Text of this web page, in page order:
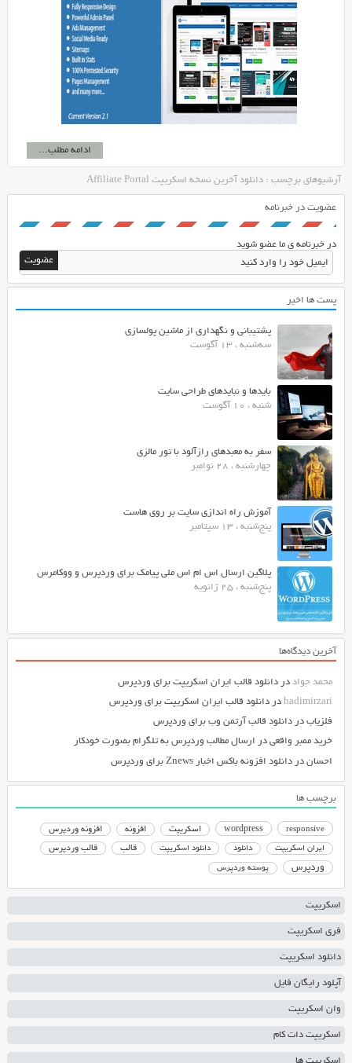
ادامه مطلب...
آرشیوهای برچسب : دانلود آخرین نسخه اسکریپت Affiliate Portal
عضویت در خبرنامه
در خبرنامه ی ما عضو شوید
پست ها اخیر
پشتیبانی و نگهداری از ماشین پولسازی
سه‌شنبه ، 13 آگوست
بایدها و نبایدهای طراحی سایت
شنبه ، 10 آگوست
سفر به معبدهای رازآلود با تور مالزی
چهارشنبه ، 28 نوامبر
آموزش راه اندازی سایت بر روی هاست
پنج‌شنبه ، 13 سپتامبر
پلاگین ارسال اس ام اس ملی پیامک برای وردپرس و ووکامرس
پنج‌شنبه ، 25 ژانویه
آخرین دیدگاه‌ها
محمد جواددر دانلود قالب ایران اسکریپت برای وردپرس
hadimirzariدر دانلود قالب ایران اسکریپت برای وردپرس
فلزیابدر دانلود قالب آرتمن وب برای وردپرس
خرید ممبر واقعیدر ارسال مطالب وردپرس به تلگرام بصورت خودکار
احساندر دانلود افزونه باکس اخبار Znews برای وردپرس
برچسب ها
responsive
wordpress اسکریپت افزونه افزونه وردپرس
ایران اسکریپت دانلود دانلود اسکریپت قالب قالب وردپرس
وردپرس پوسته وردپرس
اسکریپت
فری اسکریپت
دانلود اسکریپت
آپلود رایگان فایل
وان اسکریپت
اسکریپت دات کام